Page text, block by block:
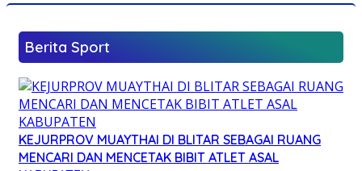
Berita Sport
KEJURPROV MUAYTHAI DI BLITAR SEBAGAI RUANG
MENCARI DAN MENCETAK BIBIT ATLET ASAL